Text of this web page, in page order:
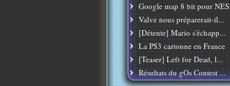
Google map 8 bit pour NES
Valve nous préparerait-il...
[Détente] Mario s'échapp...
La PS3 cartonne en France
[Teaser] Left for Dead, l...
Résultats du gOs Contest ...